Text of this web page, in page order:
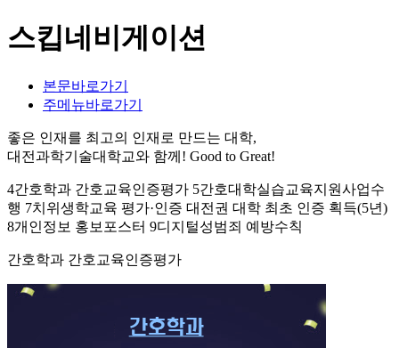
스킵네비게이션
본문바로가기
주메뉴바로가기
좋은 인재를 최고의 인재로 만드는 대학,
대전과학기술대학교와 함께! Good to Great!
4간호학과 간호교육인증평가 5간호대학실습교육지원사업수
행 7치위생학교육 평가·인증 대전권 대학 최초 인증 획득(5년)
8개인정보 홍보포스터 9디지털성범죄 예방수칙
간호학과 간호교육인증평가